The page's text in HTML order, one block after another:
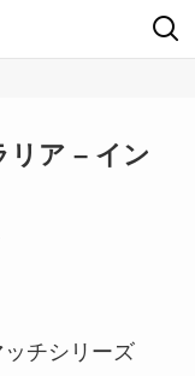
リア – イン
チシリーズ